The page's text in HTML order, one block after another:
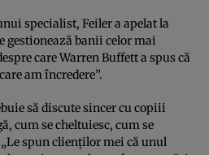
specialist, Feiler a apelat la
gestionează banii celor mai
care Warren Buffett a spus că
am încredere”.
să discute sincer cu copiii
cum se cheltuiesc, cum se
spun clienţilor mei că unul